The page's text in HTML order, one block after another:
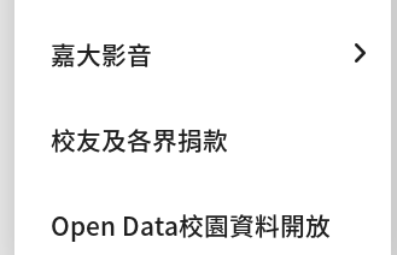
嘉大影音
校友及各界捐款
Open Data校園資料開放